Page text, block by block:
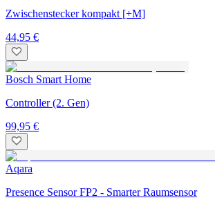
Zwischenstecker kompakt [+M]
44,95 €
Bosch Smart Home
Controller (2. Gen)
99,95 €
Aqara
Presence Sensor FP2 - Smarter Raumsensor